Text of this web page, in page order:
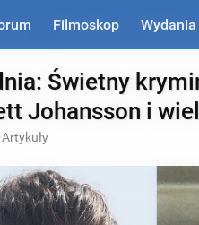
Filmoskop Wydania
Świetny
Johansson i
Artykuły